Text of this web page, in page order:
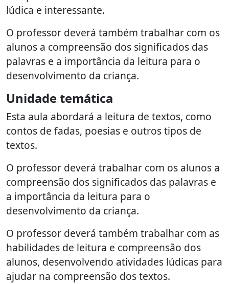
lúdica e interessante.
O professor deverá também trabalhar com os
alunos a compreensão dos significados das
palavras e a importância da leitura para o
desenvolvimento da criança.
Unidade temática
Esta aula abordará a leitura de textos, como
contos de fadas, poesias e outros tipos de
textos.
O professor deverá trabalhar com os alunos a
compreensão dos significados das palavras e
a importância da leitura para o
desenvolvimento da criança.
O professor deverá também trabalhar com as
habilidades de leitura e compreensão dos
alunos, desenvolvendo atividades lúdicas para
ajudar na compreensão dos textos.